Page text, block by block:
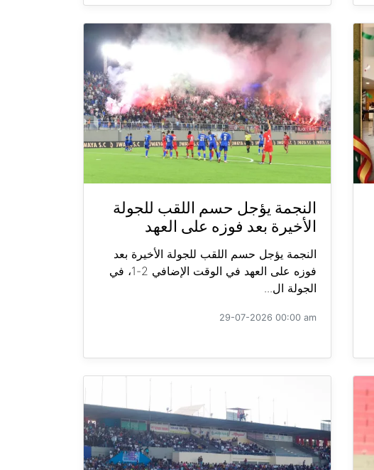
النجمة يؤجل حسم اللقب للجولة
الأخيرة بعد فوزه على العهد
النجمة يؤجل حسم اللقب للجولة الأخيرة بعد
فوزه على العهد في الوقت الإضافي 2-1، في
الجولة ال...
29-07-2026 00:00 am